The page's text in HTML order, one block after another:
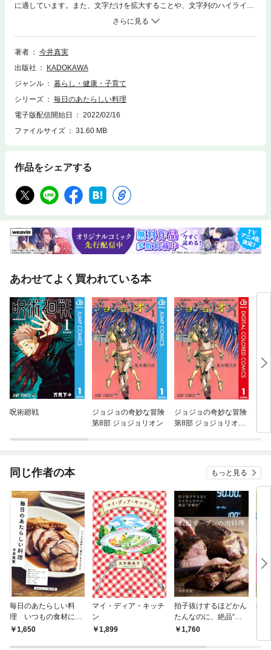
に適しています。また、文字だけを拡大することや、文字列のハイライ
ト、検索、辞書の参照、引用などの機能が使用できません。noteをはじ
め、SNSでも大反響。企業からのオファーも絶えない人気料理家・今井真
実による待望の初レシピ本です。簡単だけど手抜きじゃない。手抜きじゃ
ないけど疲れない！ 身近な材料が、少しだけ珍しい組み合わせや手順
り着いた 最後のカルボナーラ」をはじめ、書き下ろしのレシピも収録。メ
インも、副菜も、おつまみも。キッチンに立つのが楽しみになるあたらし
肉とお魚は、思い込みをやめて身軽に２章 思いもよらない掛け合わせに
驚く、絶品おかず３章 あと１品の副菜は「１食材」をぜいたくに生かし
て４章 何度だって作りたい、楽しくて嬉しい麺とご飯
著者
今井真実
出版社
KADOKAWA
ジャンル
暮らし・健康・子育て
シリーズ
毎日のあたらしい料理
電子版配信開始日
2022/02/16
ファイルサイズ
31.60 MB
作品をシェアする
あわせてよく買われている本
呪術廻戦
ジョジョの奇妙な冒険
第8部 ジョジョリオン
ジョジョの奇妙な冒険
第8部 ジョジョリオン
ひ
同じ作者の本 もっと見る
毎日のあたらしい料
理 いつもの食材に
「驚き」をひとさじ
1,650
マイ・ディア・キッチ
ン
1,899
拍子抜けするほどかん
たんなのに、絶品“常
備にく” 低温オーブン
1,760
料